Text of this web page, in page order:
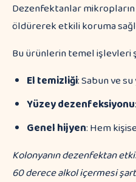
Dezenfektanlar mikropların
öldürerek etkili koruma
Bu ürünlerin temel işlevleri
El temizliği: Sabun ve
Yüzey dezenfeksiyonu
Genel hijyen: Hem
Kolonyanın dezenfektan
60 derece alkol içermesi